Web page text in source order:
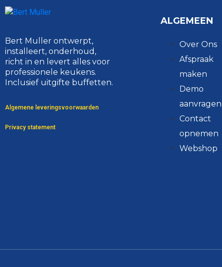
Bert Muller ontwerpt,
installeert, onderhoud,
richt in en levert alles voor
professionele keukens.
Inclusief uitgifte buffetten.
Algemene leveringsvoorwaarden
Privacy statement
ALGEMEEN
Over Ons
Afspraak
maken
Demo
aanvragen
Contact
opnemen
Webshop